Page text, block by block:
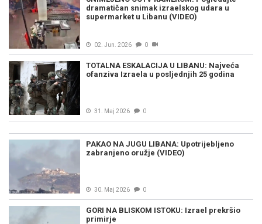
dramatičan snimak izraelskog udara u
supermarket u Libanu (VIDEO)
02. Jun. 2026 0
TOTALNA ESKALACIJA U LIBANU: Najveća
ofanziva Izraela u posljednjih 25 godina
31. Maj 2026 0
PAKAO NA JUGU LIBANA: Upotrijebljeno
zabranjeno oružje (VIDEO)
30. Maj 2026 0
GORI NA BLISKOM ISTOKU: Izrael prekršio
primirje